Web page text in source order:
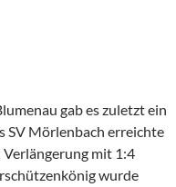
gab es zuletzt ein
SV Mörlenbach erreichte
Verlängerung mit 1:4
wurde